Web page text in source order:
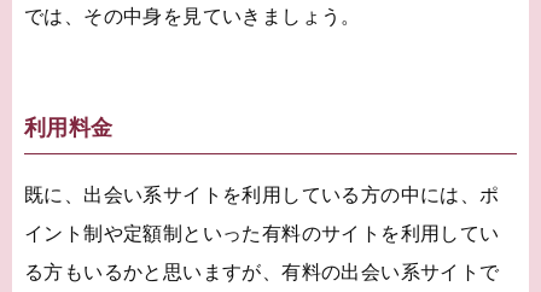
では、その中身を見ていきましょう。
利用料金
既に、出会い系サイトを利用している方の中には、ポ
イント制や定額制といった有料のサイトを利用してい
る方もいるかと思いますが、有料の出会い系サイトで